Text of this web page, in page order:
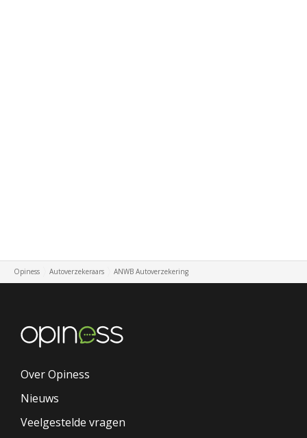
Opiness Autoverzekeraars ANWB Autoverzekering
Over Opiness
Nieuws
Veelgestelde vragen